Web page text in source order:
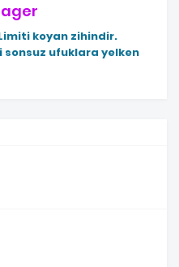
koyan zihindir.
sonsuz ufuklara yelken